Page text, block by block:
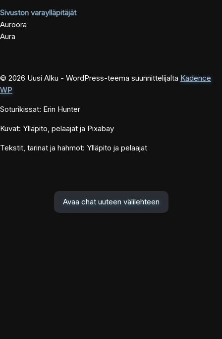
Sivuston varaylläpitäjät
Auroora
Aura
© 2026 Uusi Alku - WordPress-teema suunnittelijalta Kadence
WP
Soturikissat: Erin Hunter
Kuvat: Ylläpito, pelaajat ja Pixabay
Tekstit, tarinat ja hahmot: Ylläpito ja pelaajat
Avaa chat uuteen välilehteen